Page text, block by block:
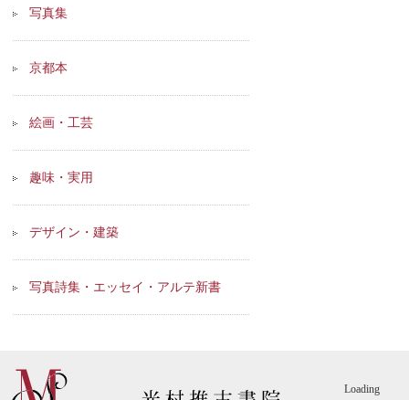
写真集
京都本
絵画・工芸
趣味・実用
デザイン・建築
写真詩集・エッセイ・アルテ新書
Loading